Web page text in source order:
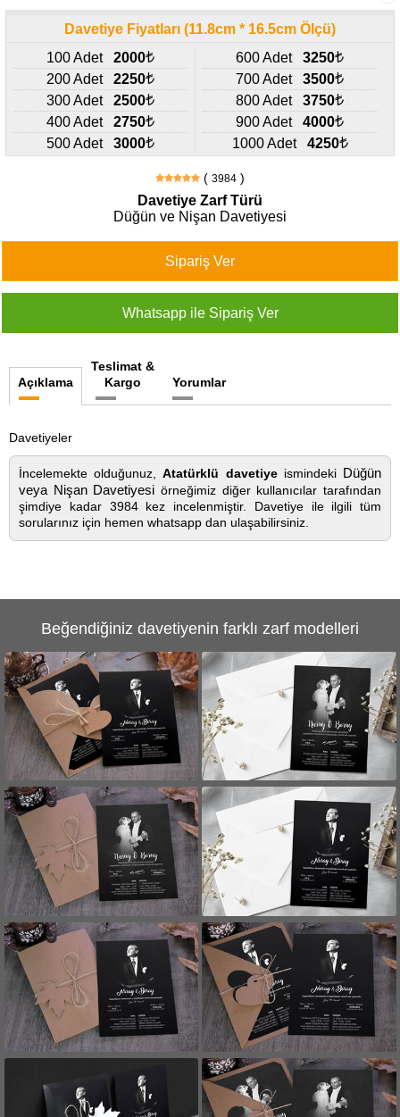
Davetiye Fiyatları (11.8cm * 16.5cm Ölçü)
100 Adet
2000
200 Adet
2250
300 Adet
2500
400 Adet
2750
500 Adet
3000
600 Adet
3250
700 Adet
3500
800 Adet
3750
900 Adet
4000
1000 Adet
4250
( 3984 )
Davetiye Zarf Türü
Düğün ve Nişan Davetiyesi
Açıklama
Teslimat &
Kargo
Yorumlar
Davetiyeler
İncelemekte olduğunuz,Atatürklü davetiyeismindeki Düğün
veya Nişan Davetiyesi örneğimiz diğer kullanıcılar tarafından
şimdiye kadar 3984 kez incelenmiştir. Davetiye ile ilgili tüm
sorularınız için hemen whatsapp dan ulaşabilirsiniz.
Beğendiğiniz davetiyenin farklı zarf modelleri